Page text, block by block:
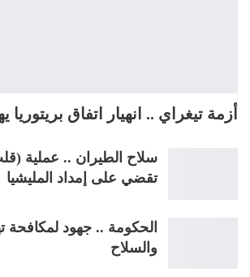
أزمة تيغراي .. انهيار اتفاق بريتوريا
سلاح الطيران .. عملية
تقضي على إمداد المليشيا
الحكومة .. جهود لمكافحة
والسلاح